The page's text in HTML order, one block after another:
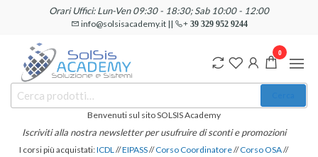
contenuto
Orari Uffici: Lun-Ven 09:30 - 18:30; Sab 10:00 - 12:00
info@solsisacademy.it || + 39 329 952 9244
SOLSIS
Academy
Corsi e
Certificazioni
Linguistiche
Benvenuti sul sito SOLSIS Academy
Iscriviti alla nostra newsletter per usufruire di sconti e promozioni
I corsi più acquistati:ICDL//EIPASS//Corso Coordinatore//Corso OSA//
0